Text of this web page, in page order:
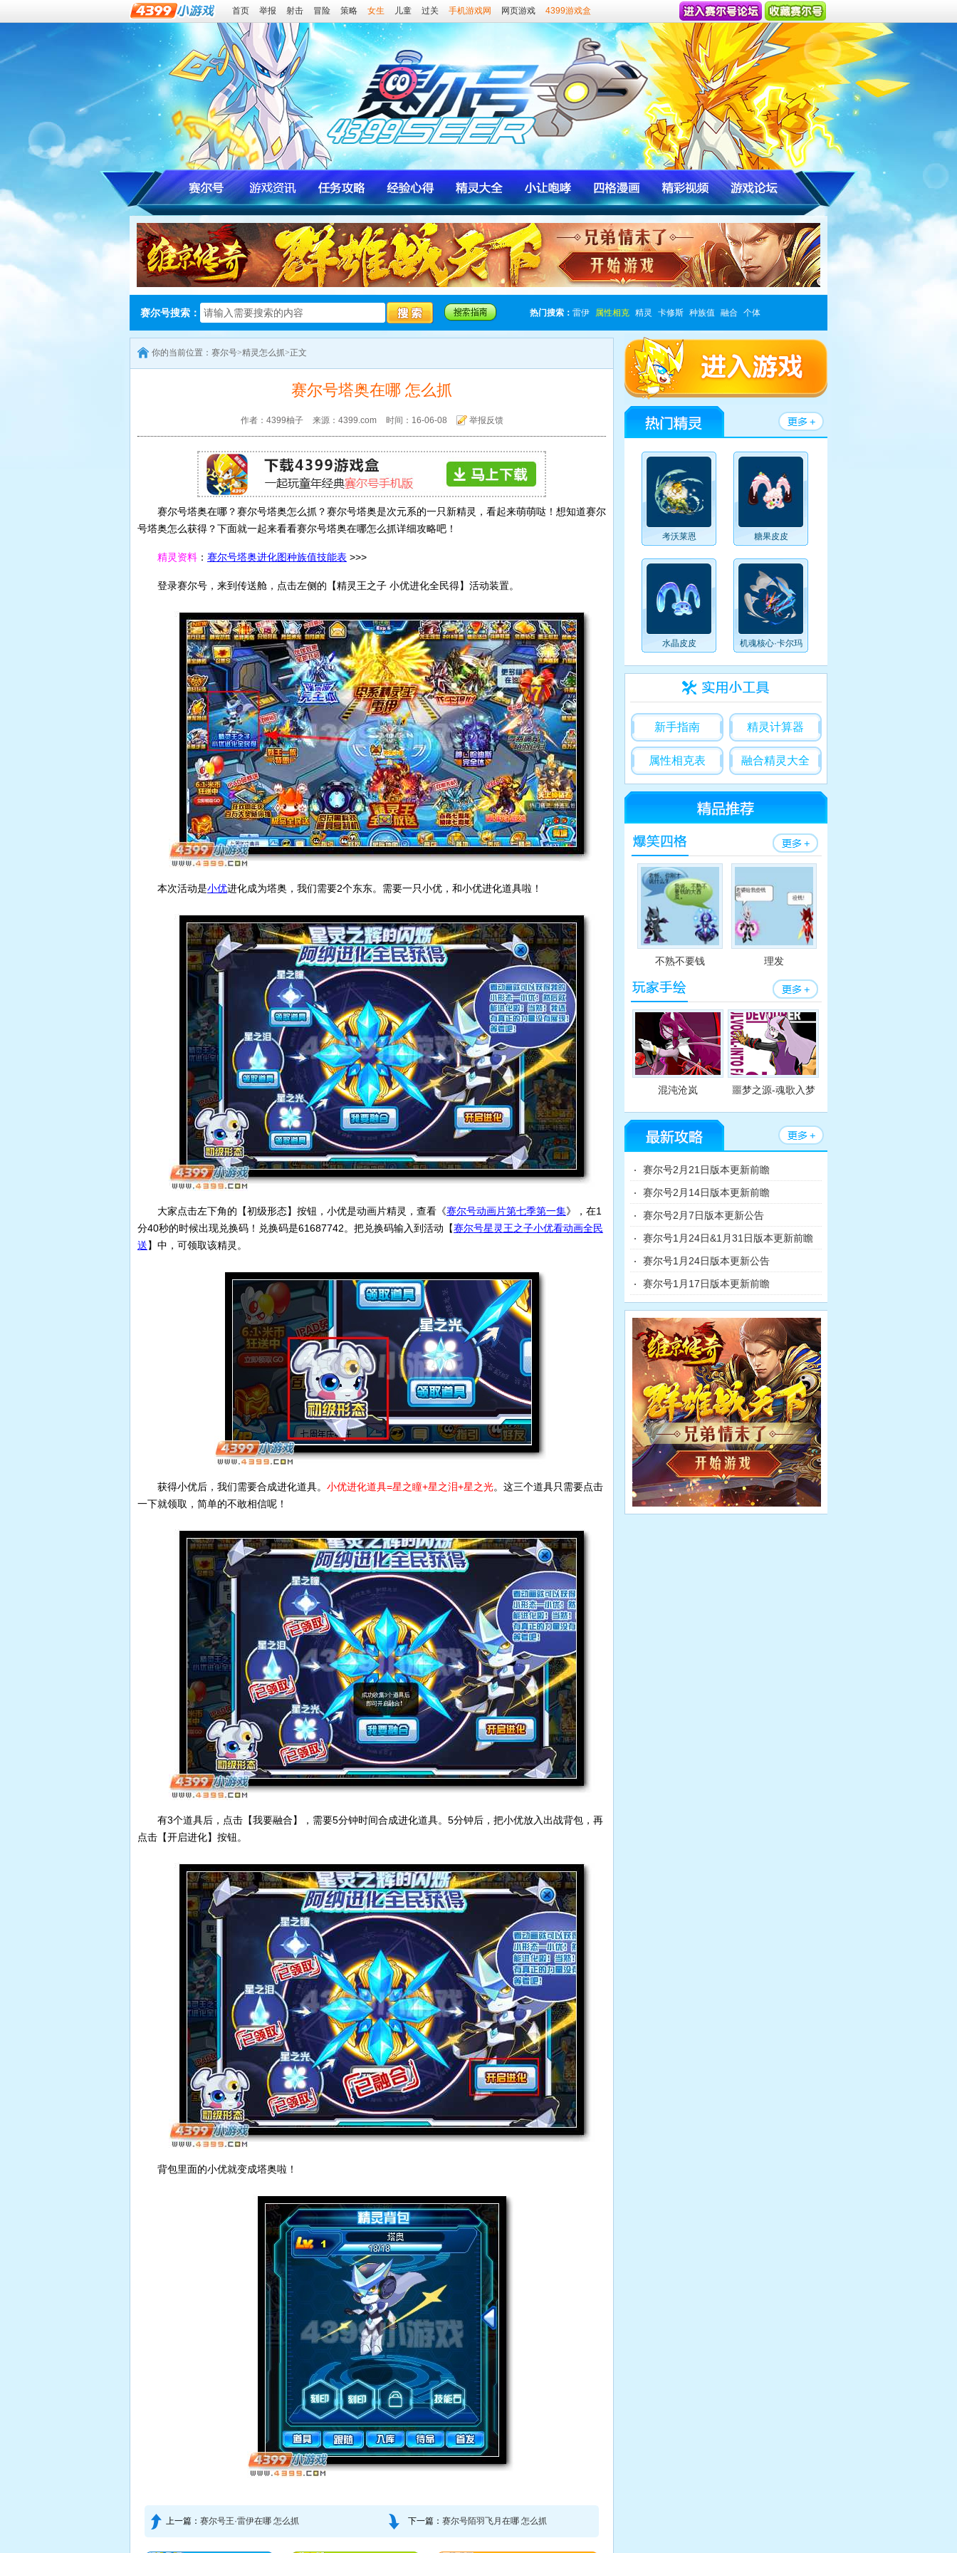
首页 举报 射击 冒险 策略 女生 儿童 过关 手机游戏网 网页游戏 4399游戏盒
4399赛尔号
赛尔号视频 赛尔号官方论坛
赛尔号搜索：
赛尔号搜索指
南
热门搜索： 雷伊 属性相克 精灵 卡修斯 种族值 融合 个体
你的当前位置： 赛尔号>精灵怎么抓>正文
赛尔号塔奥在哪 怎么抓
作者：4399柚子 来源：4399.com 时间：16-06-08 举报反馈
赛尔号塔奥在哪？赛尔号塔奥怎么抓？赛尔号塔奥是次元系的一只新精灵，看起来萌萌哒！想知道赛尔
号塔奥怎么获得？下面就一起来看看赛尔号塔奥在哪怎么抓详细攻略吧！
精灵资料 ： 赛尔号塔奥进化图种族值技能表 >>>
登录赛尔号，来到传送舱，点击左侧的【精灵王之子 小优进化全民得】活动装置。
本次活动是小优进化成为塔奥，我们需要2个东东。需要一只小优，和小优进化道具啦！
大家点击左下角的【初级形态】按钮，小优是动画片精灵，查看《赛尔号动画片第七季第一集》，在1
分40秒的时候出现兑换码！兑换码是61687742。把兑换码输入到活动【赛尔号星灵王之子小优看动画全民
送】中，可领取该精灵。
获得小优后，我们需要合成进化道具。 小优进化道具=星之瞳+星之泪+星之光。这三个道具只需要点击
一下就领取，简单的不敢相信呢！
有3个道具后，点击【我要融合】，需要5分钟时间合成进化道具。5分钟后，把小优放入出战背包，再
点击【开启进化】按钮。
背包里面的小优就变成塔奥啦！
上一篇： 赛尔号王·雷伊在哪 怎么抓 下一篇： 赛尔号陌羽飞月在哪 怎么抓
4399赛尔号
赛尔号精灵
考沃莱恩 糖果皮皮
水晶皮皮 机魂核心·卡尔玛
实用小工具
新手指南 精灵计算器
属性相克表 融合精灵大全
赛尔号四格漫
不熟不要钱 理发
赛尔号玩家手
赛尔号玩家
混沌沧岚 噩梦之源-魂歌入梦
赛尔号2月21日版本更新前瞻
赛尔号2月14日版本更新前瞻
赛尔号2月7日版本更新公告
赛尔号1月24日&1月31日版本更新前瞻
赛尔号1月24日版本更新公告
赛尔号1月17日版本更新前瞻